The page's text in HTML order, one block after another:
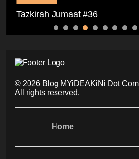
Tazkirah Jumaat #36
© 2026 Blog MYiDEAKiNi Dot Com
All rights reserved.
Home